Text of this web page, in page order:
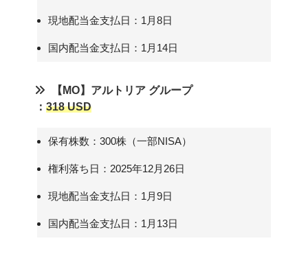
現地配当金支払日：1月8日
国内配当金支払日：1月14日
【MO】アルトリア グループ
：318 USD
保有株数：300株（一部NISA）
権利落ち日：2025年12月26日
現地配当金支払日：1月9日
国内配当金支払日：1月13日